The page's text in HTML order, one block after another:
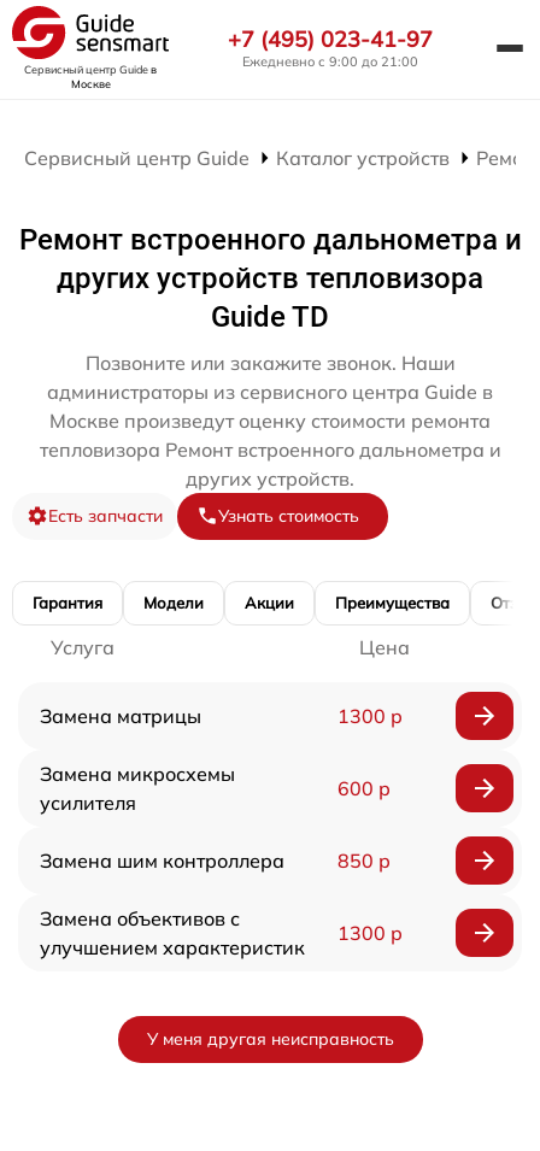
Сервисный центр Guideв
Москве
+7 (495) 023-41-97
Ежедневно с 9:00 до 21:00
Сервисный центр Guide Каталог устройств
Ремонт встроенного дальнометра и
других устройств тепловизора
Guide TD
Позвоните или закажите звонок. Наши
администраторы из сервисного центра Guide в
Москве произведут оценку стоимости ремонта
тепловизора Ремонт встроенного дальнометра и
других устройств.
Есть запчасти Узнать стоимость
Гарантия Модели Акции Преимущества
Услуга Цена
Замена матрицы 1300 р
Замена микросхемы
усилителя
600 р
Замена шим контроллера 850 р
Замена объективов с
улучшением характеристик
1300 р
У меня другая неисправность